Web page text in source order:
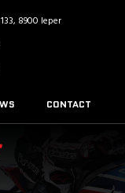
8900 Ieper
CONTACT